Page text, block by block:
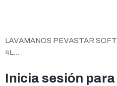
LAVAMANOS PEVASTAR SOFT
4L...
Inicia sesión para